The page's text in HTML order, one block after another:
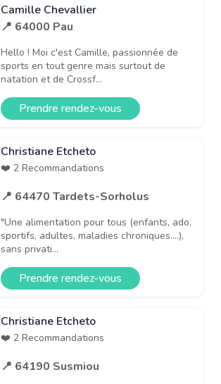
Camille Chevallier
📍 64000 Pau
Hello ! Moi c'est Camille, passionnée de
sports en tout genre mais surtout de
natation et de Crossf...
Prendre rendez-vous
Christiane Etcheto
❤️ 2 Recommandations
📍 64470 Tardets-Sorholus
"Une alimentation pour tous (enfants, ado,
sportifs, adultes, maladies chroniques....),
sans privati...
Prendre rendez-vous
Christiane Etcheto
❤️ 2 Recommandations
📍 64190 Susmiou